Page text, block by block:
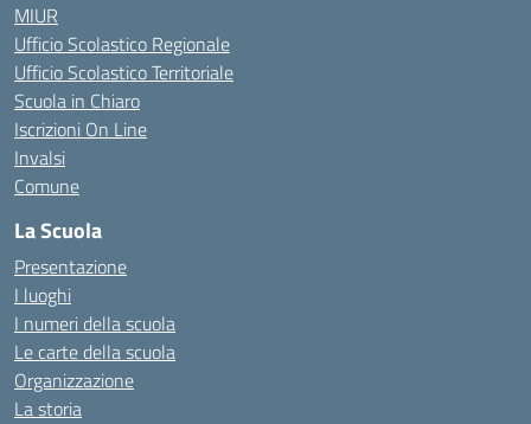
MIUR
Ufficio Scolastico Regionale
Ufficio Scolastico Territoriale
Scuola in Chiaro
Iscrizioni On Line
Invalsi
Comune
La Scuola
Presentazione
I luoghi
I numeri della scuola
Le carte della scuola
Organizzazione
La storia